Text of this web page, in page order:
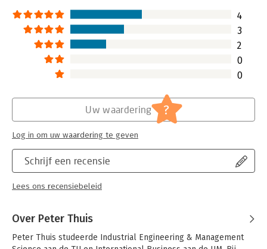
4
3
2
0
0
Schrijf een recensie
Lees ons recensiebeleid
Uw waardering ?
Log in om uw waardering te geven
Over Peter Thuis
Peter Thuis studeerde Industrial Engineering & Management